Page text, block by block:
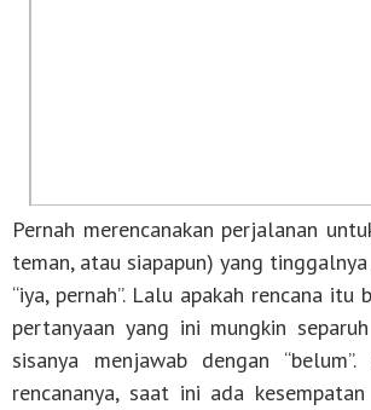
Pernah merencanakan perjalanan
teman, atau siapapun) yang
“iya, pernah”. Lalu apakah rencana
pertanyaan yang ini mungkin
sisanya menjawab dengan
rencananya, saat ini ada